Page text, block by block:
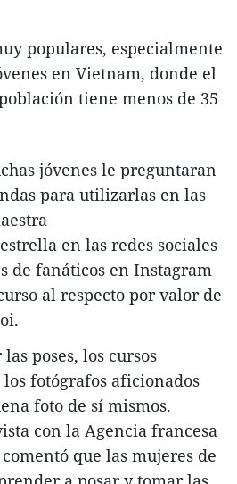
populares, especialmente
en Vietnam, donde el
tiene menos de 35
jóvenes le preguntaran
para utilizarlas en las
en las redes sociales
de fanáticos en Instagram
al respecto por valor de
poses, los cursos
fotógrafos aficionados
foto de sí mismos.
con la Agencia francesa
que las mujeres de